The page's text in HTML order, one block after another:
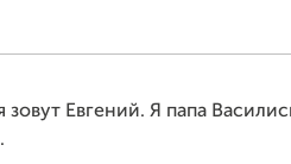
зовут Евгений. Я папа